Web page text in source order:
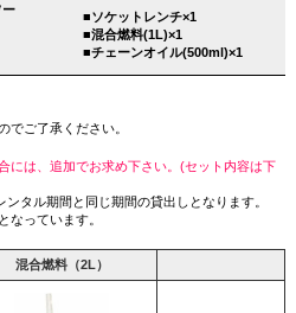
ー
■ソケットレンチ×1
■混合燃料(1L)×1
■チェーンオイル(500ml)×1
ご了承ください。
には、追加でお求め下さい。(セット内容は下
タル期間と同じ期間の貸出しとなります。
なっています。
混合燃料（2L）